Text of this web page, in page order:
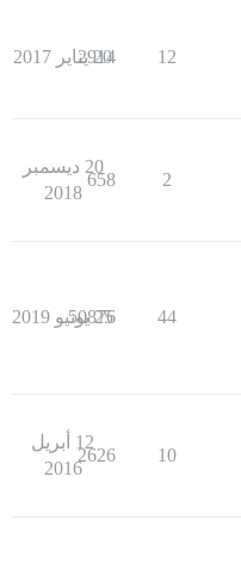
12
2914
20 يناير 2017
2
658
20 ديسمبر
2018
44
50876
25 يونيو 2019
10
2626
12 أبريل
2016